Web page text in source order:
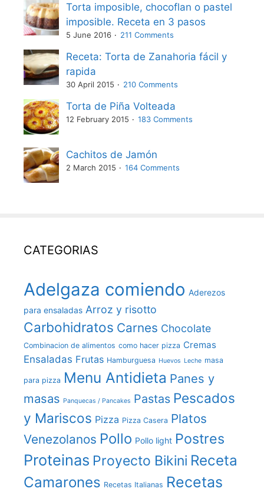
Torta imposible, chocoflan o pastel
imposible. Receta en 3 pasos
5 June 2016 211 Comments
Receta: Torta de Zanahoria fácil y
rapida
30 April 2015 210 Comments
Torta de Piña Volteada
12 February 2015 183 Comments
Cachitos de Jamón
2 March 2015 164 Comments
CATEGORIAS
Adelgaza comiendo Aderezos
para ensaladas Arroz y risotto
Carbohidratos Carnes Chocolate
Combinacion de alimentos como hacer pizza Cremas
Ensaladas Frutas Hamburguesa Huevos Leche masa
para pizza Menu Antidieta Panes y
masas Panquecas / Pancakes Pastas Pescados
y Mariscos Pizza Pizza Casera Platos
Venezolanos Pollo Pollo light Postres
Proteinas Proyecto Bikini Receta
Camarones Recetas Italianas Recetas